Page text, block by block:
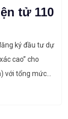
tử 110
ký đầu tư dự
cao” cho
với tổng mức
nghệ Red